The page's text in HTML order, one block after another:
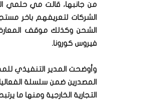
من جانبها، قالت مي حلمي
الشركات لتعريفهم باخر
الشحن وكذلك موقف
فيروس كورونا.
وأوضحت المدير التنفيذي
المصدرين ضمن سلسلة
التجارية الخارجية ومنها ما